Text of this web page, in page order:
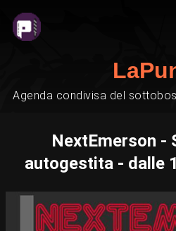
Agenda condivisa del
NextEmerson -
autogestita - dalle